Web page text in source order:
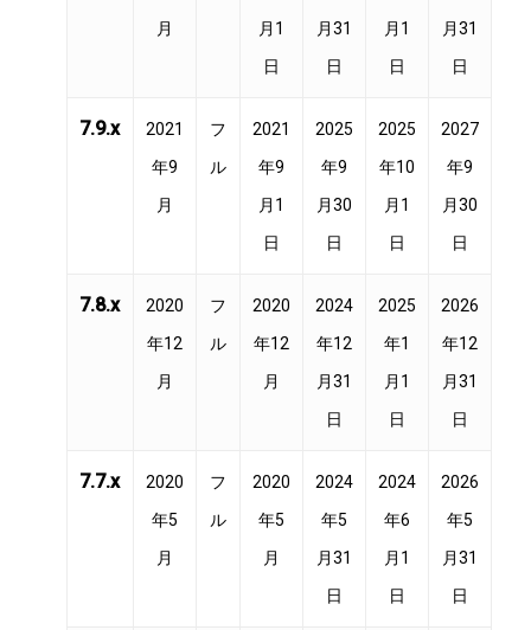
月
月1
日
月31
日
月1
日
月31
日
7.9.x
2021
年9
月
フ
ル
2021
年9
月1
日
2025
年9
月30
日
2025
年10
月1
日
2027
年9
月30
日
7.8.x
2020
年12
月
フ
ル
2020
年12
月
2024
年12
月31
日
2025
年1
月1
日
2026
年12
月31
日
7.7.x
2020
年5
月
フ
ル
2020
年5
月
2024
年5
月31
日
2024
年6
月1
日
2026
年5
月31
日